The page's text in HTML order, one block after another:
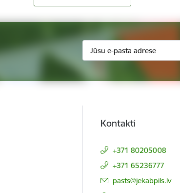
Kontakti
+371 80205008
+371 65236777
E-pasts:
pasts@jekabpils.lv